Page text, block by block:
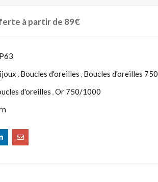
à partir de 89€
, Boucles d'oreilles , Boucles d'oreilles 750
d'oreilles ,Or 750/1000